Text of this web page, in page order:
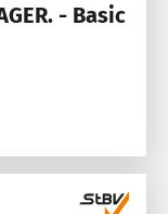
- Basic